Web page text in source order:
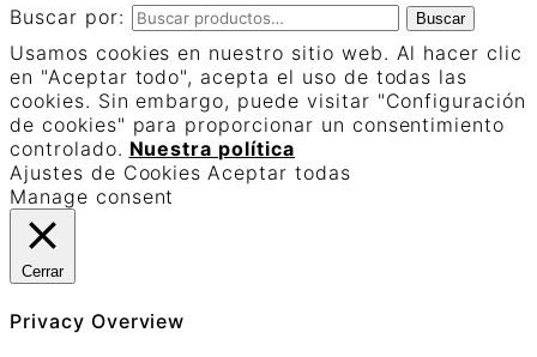
Buscar por: Buscar
Usamos cookies en nuestro sitio web. Al hacer clic
en "Aceptar todo", acepta el uso de todas las
cookies. Sin embargo, puede visitar "Configuración
de cookies" para proporcionar un consentimiento
controlado. Nuestra política
Ajustes de Cookies Aceptar todas
Manage consent
Cerrar
Privacy Overview